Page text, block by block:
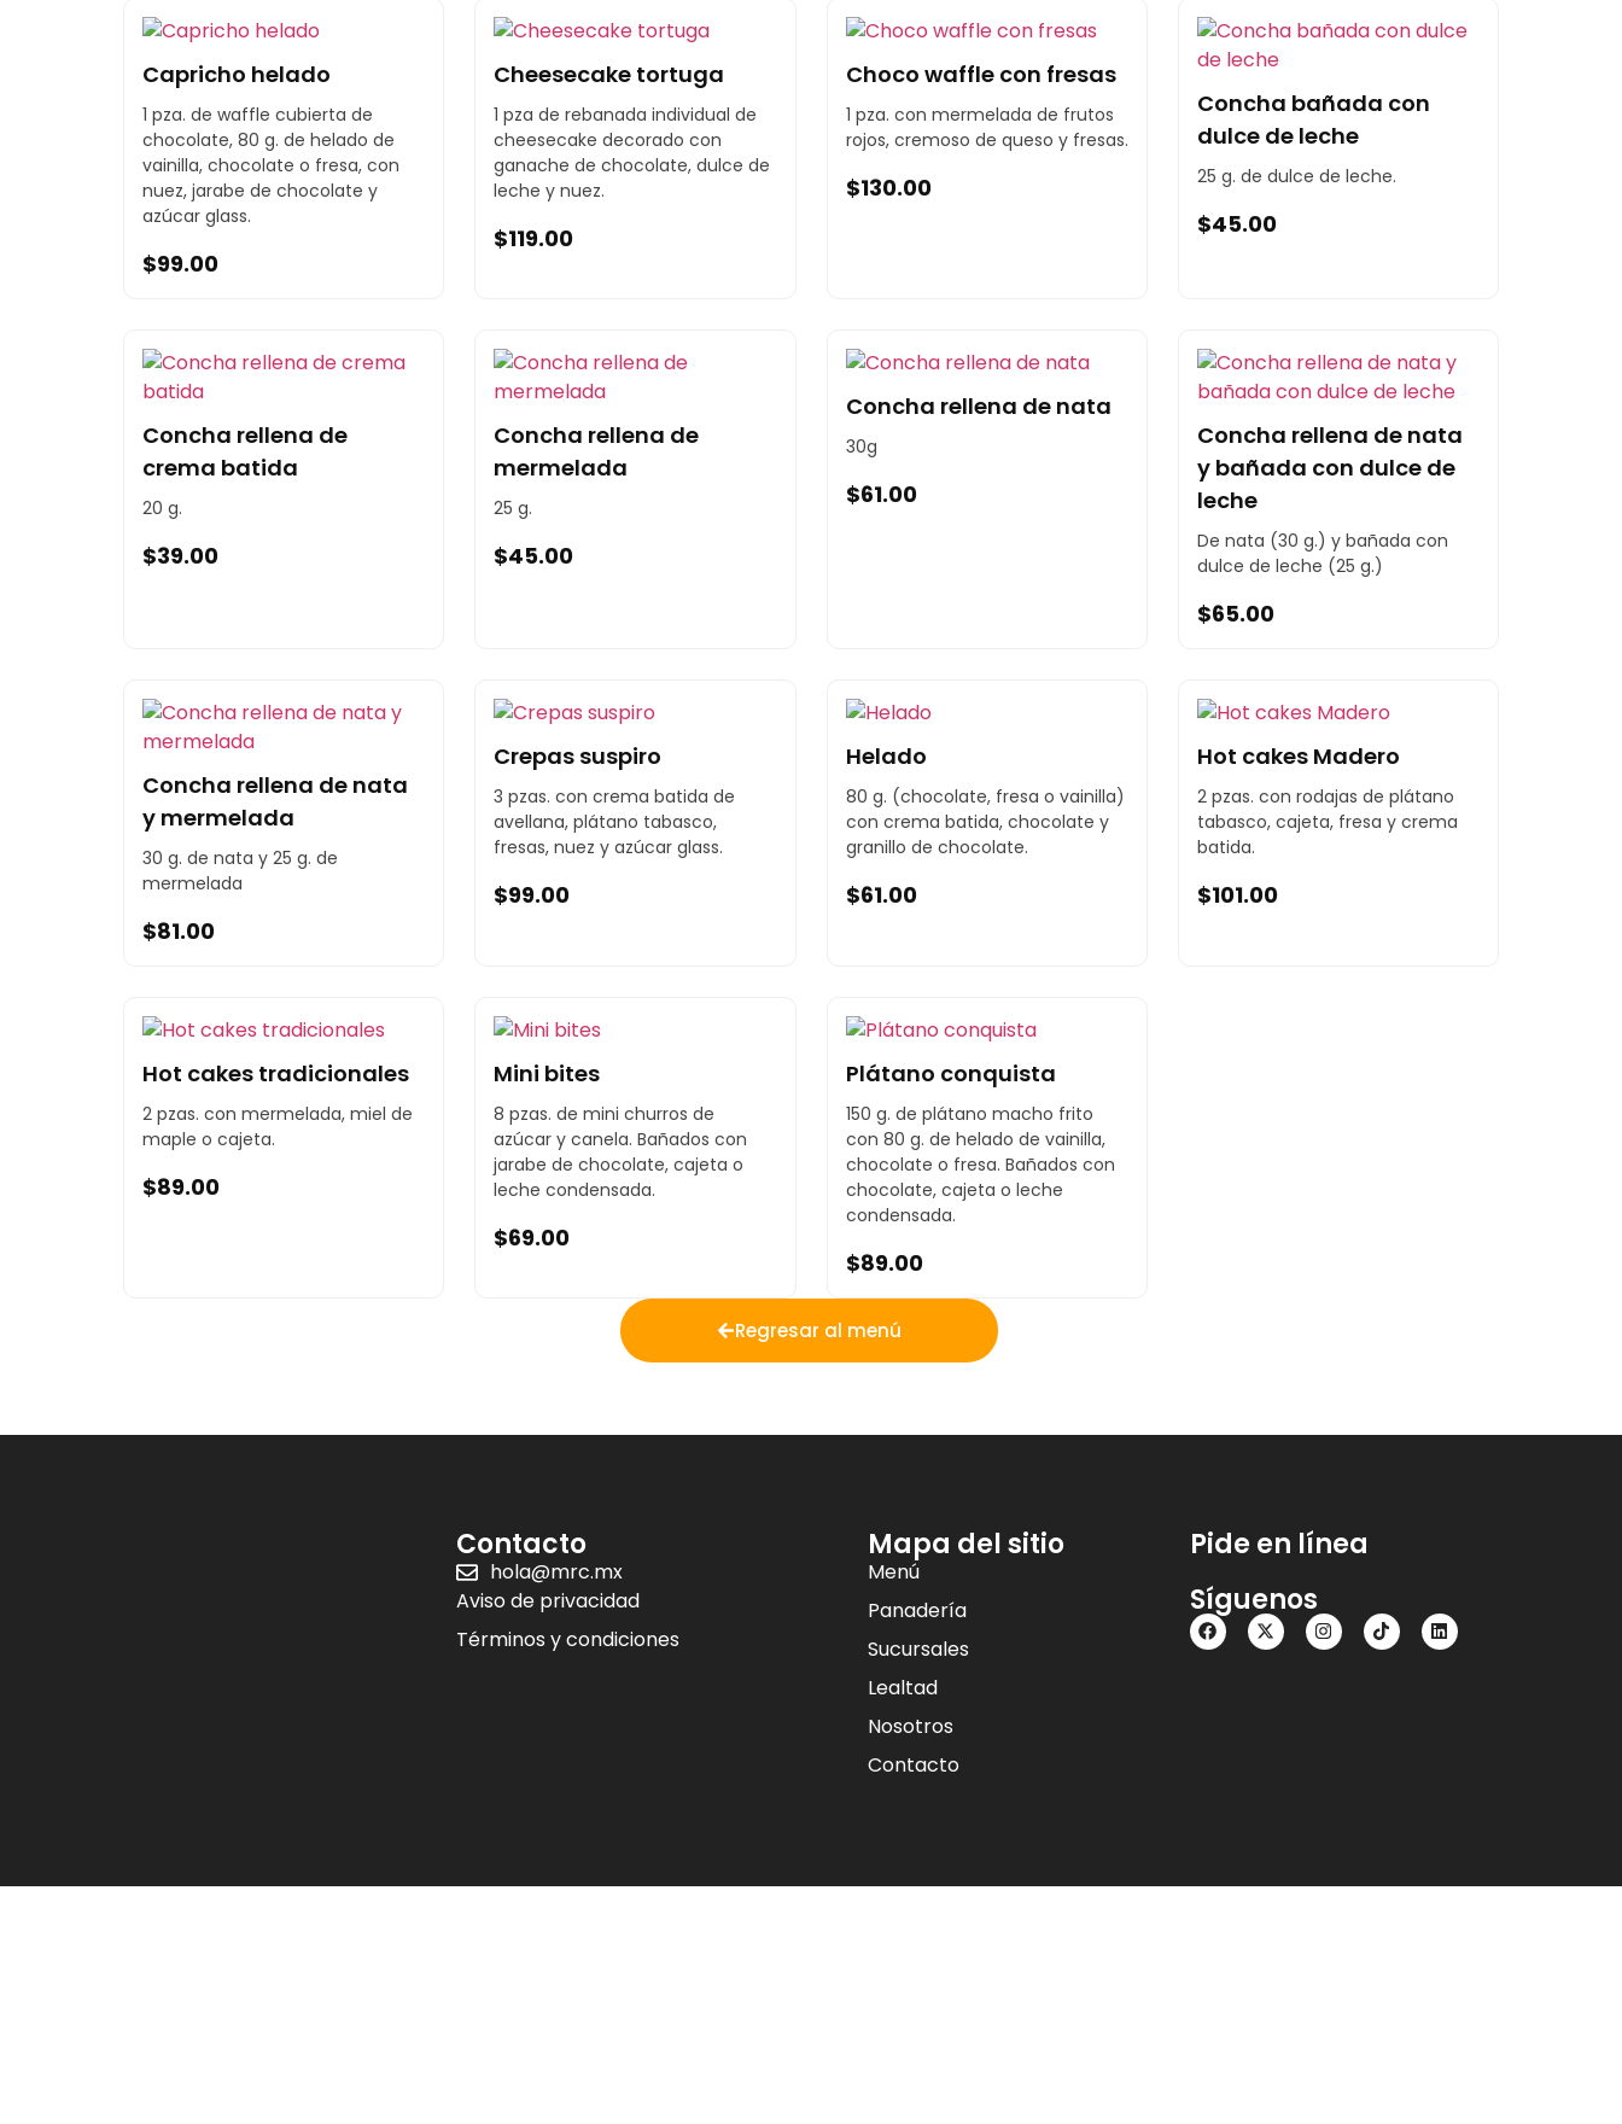
Capricho helado
1 pza. de waffle cubierta de
chocolate, 80 g. de helado de
vainilla, chocolate o fresa, con
nuez, jarabe de chocolate y
azúcar glass.
$99.00
Cheesecake tortuga
1 pza de rebanada individual de
cheesecake decorado con
ganache de chocolate, dulce de
leche y nuez.
$119.00
Choco waffle con fresas
1 pza. con mermelada de frutos
rojos, cremoso de queso y fresas.
$130.00
Concha bañada con
dulce de leche
25 g. de dulce de leche.
$45.00
Concha rellena de
crema batida
20 g.
$39.00
Concha rellena de
mermelada
25 g.
$45.00
Concha rellena de nata
30g
$61.00
Concha rellena de nata
y bañada con dulce de
leche
De nata (30 g.) y bañada con
dulce de leche (25 g.)
$65.00
Concha rellena de nata
y mermelada
30 g. de nata y 25 g. de
mermelada
$81.00
Crepas suspiro
3 pzas. con crema batida de
avellana, plátano tabasco,
fresas, nuez y azúcar glass.
$99.00
Helado
80 g. (chocolate, fresa o vainilla)
con crema batida, chocolate y
granillo de chocolate.
$61.00
Hot cakes Madero
2 pzas. con rodajas de plátano
tabasco, cajeta, fresa y crema
batida.
$101.00
Hot cakes tradicionales
2 pzas. con mermelada, miel de
maple o cajeta.
$89.00
Mini bites
8 pzas. de mini churros de
azúcar y canela. Bañados con
jarabe de chocolate, cajeta o
leche condensada.
$69.00
Plátano conquista
150 g. de plátano macho frito
con 80 g. de helado de vainilla,
chocolate o fresa. Bañados con
chocolate, cajeta o leche
condensada.
$89.00
Regresar al menú
Contacto
hola@mrc.mx
Aviso de privacidad
Términos y condiciones
Mapa del sitio
Menú
Panadería
Sucursales
Lealtad
Nosotros
Contacto
Pide en línea
Síguenos